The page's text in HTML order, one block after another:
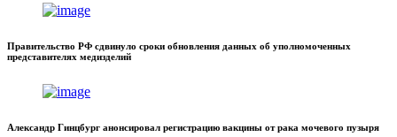
Правительство РФ сдвинуло сроки обновления данных об уполномоченных
представителях медизделий
Александр Гинцбург анонсировал регистрацию вакцины от рака мочевого пузыря